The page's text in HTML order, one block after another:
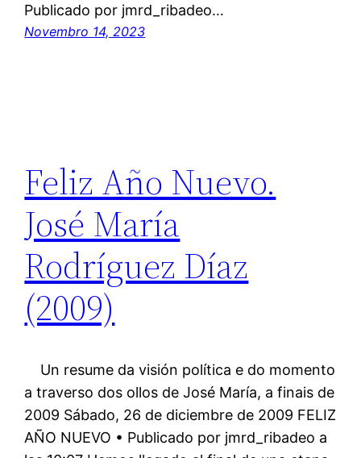
Publicado por jmrd_ribadeo…
Novembro 14, 2023
Feliz Año Nuevo.
José María
Rodríguez Díaz
(2009)
Un resume da visión política e do momento
a traverso dos ollos de José María, a finais de
2009 Sábado, 26 de diciembre de 2009 FELIZ
AÑO NUEVO • Publicado por jmrd_ribadeo a